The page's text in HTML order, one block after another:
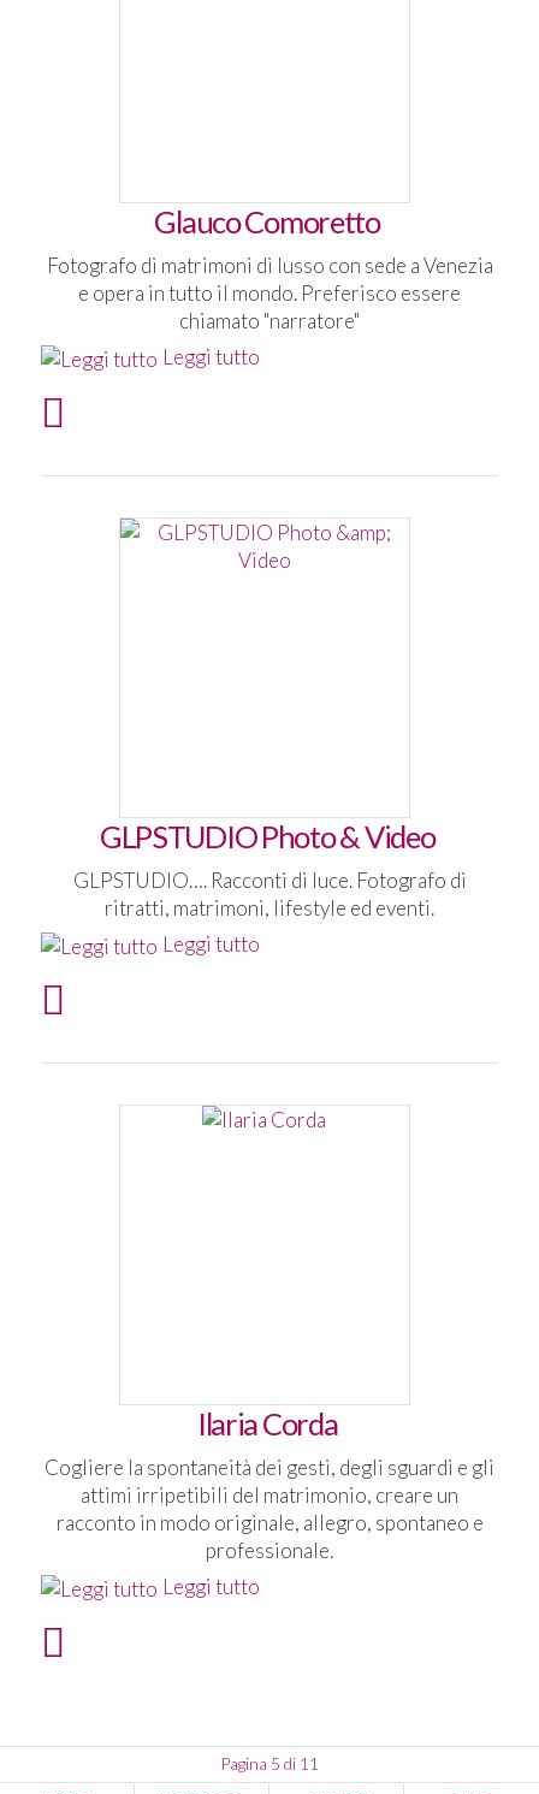
Glauco Comoretto
Fotografo di matrimoni di lusso con sede a Venezia
e opera in tutto il mondo. Preferisco essere
chiamato "narratore"
Leggi tutto
GLPSTUDIO Photo & Video
GLPSTUDIO…. Racconti di luce. Fotografo di
ritratti, matrimoni, lifestyle ed eventi.
Leggi tutto
Ilaria Corda
Cogliere la spontaneità dei gesti, degli sguardi e gli
attimi irripetibili del matrimonio, creare un
racconto in modo originale, allegro, spontaneo e
professionale.
Leggi tutto
Pagina 5 di 11